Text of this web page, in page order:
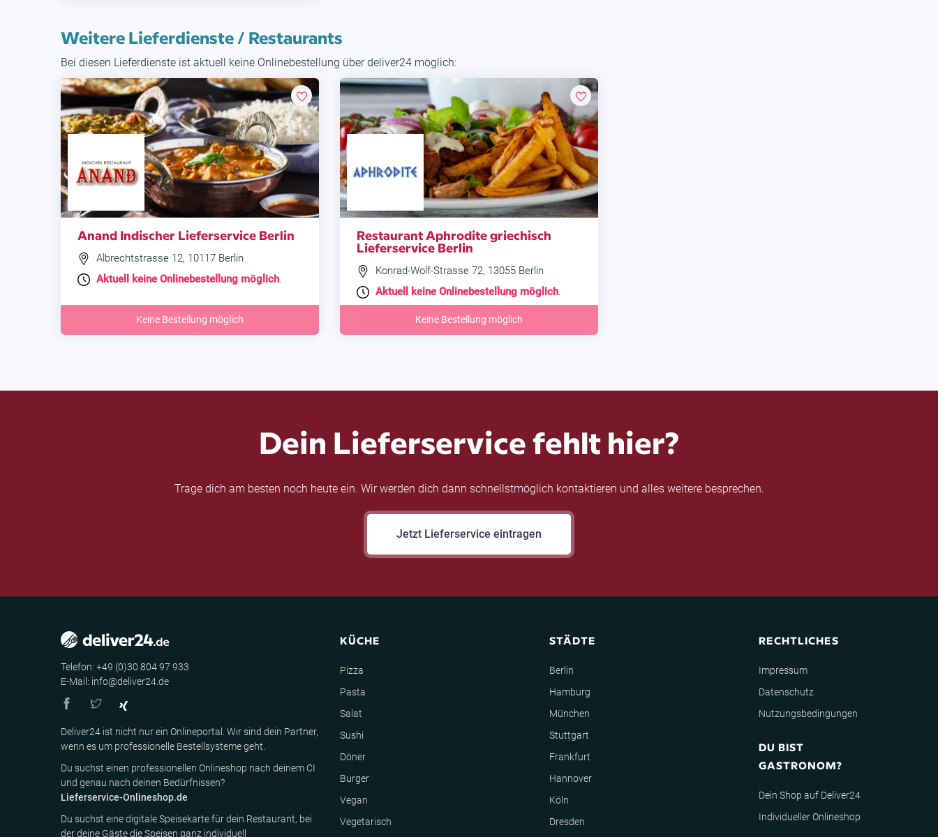
Weitere Lieferdienste / Restaurants
Bei diesen Lieferdienste ist aktuell keine Onlinebestellung über deliver24 möglich:
Anand Indischer Lieferservice Berlin
Albrechtstrasse 12, 10117 Berlin
Aktuell keine Onlinebestellung möglich.
Keine Bestellung möglich
Restaurant Aphrodite griechisch
Lieferservice Berlin
Konrad-Wolf-Strasse 72, 13055 Berlin
Aktuell keine Onlinebestellung möglich.
Keine Bestellung möglich
Dein Lieferservice fehlt hier?
Trage dich am besten noch heute ein. Wir werden dich dann schnellstmöglich kontaktieren und alles weitere besprechen.
Jetzt Lieferservice eintragen
Telefon: +49 (0)30 804 97 933
E-Mail: info@deliver24.de
Deliver24 ist nicht nur ein Onlineportal. Wir sind dein Partner,
wenn es um professionelle Bestellsysteme geht.
Du suchst einen professionellen Onlineshop nach deinem CI
und genau nach deinen Bedürfnissen?
Lieferservice-Onlineshop.de
Du suchst eine digitale Speisekarte für dein Restaurant, bei
der deine Gäste die Speisen ganz individuell
KÜCHE
Pizza
Pasta
Salat
Sushi
Döner
Burger
Vegan
Vegetarisch
STÄDTE
Berlin
Hamburg
München
Stuttgart
Frankfurt
Hannover
Köln
Dresden
RECHTLICHES
Impressum
Datenschutz
Nutzungsbedingungen
DU BIST
GASTRONOM?
Dein Shop auf Deliver24
Individueller Onlineshop